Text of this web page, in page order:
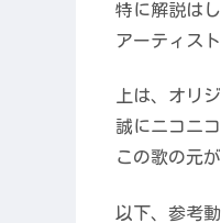
特に解説は
アーティスト
上は、オリ
誠にニコニ
この歌の元
以下、参考動